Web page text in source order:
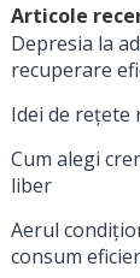
Articole
Depresia la
recuperare
Idei de rețete
Cum alegi
liber
Aerul
consum